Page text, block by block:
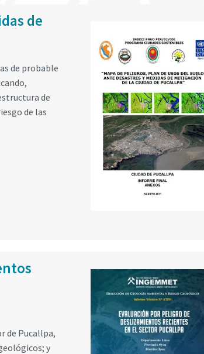
de
de probable
de
de las
de Pucallpa,
y